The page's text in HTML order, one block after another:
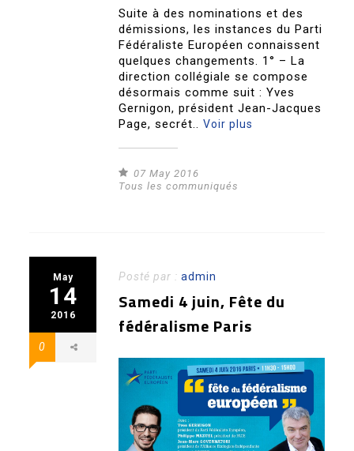
Suite à des nominations et des
démissions, les instances du Parti
Fédéraliste Européen connaissent
quelques changements. 1° – La
direction collégiale se compose
désormais comme suit : Yves
Gernigon, président Jean-Jacques
Page, secrét..Voir plus
07 May 2016
Tous les communiqués
May
14
2016
0
Posté par :admin
Samedi 4 juin, Fête du
fédéralisme Paris